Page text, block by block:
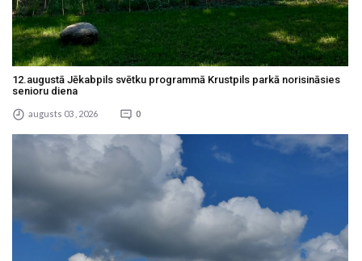
12.augustā Jēkabpils svētku programmā Krustpils parkā norisināsies
senioru diena
augusts 03 , 2026 0